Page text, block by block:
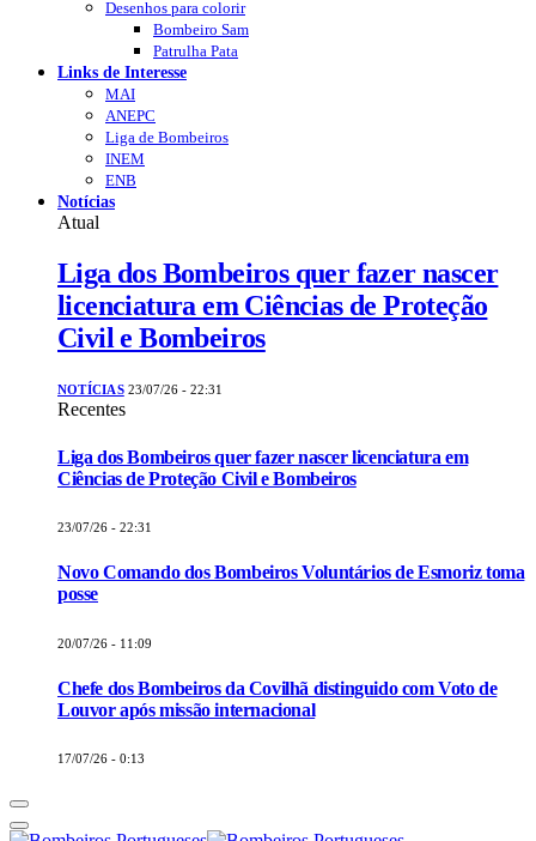
Desenhos para colorir
Bombeiro Sam
Patrulha Pata
Links de Interesse
MAI
ANEPC
Liga de Bombeiros
INEM
ENB
Notícias
Atual
Liga dos Bombeiros quer fazer nascer
licenciatura em Ciências de Proteção
Civil e Bombeiros
NOTÍCIAS 23/07/26 - 22:31
Recentes
Liga dos Bombeiros quer fazer nascer licenciatura em
Ciências de Proteção Civil e Bombeiros
23/07/26 - 22:31
Novo Comando dos Bombeiros Voluntários de Esmoriz toma
posse
20/07/26 - 11:09
Chefe dos Bombeiros da Covilhã distinguido com Voto de
Louvor após missão internacional
17/07/26 - 0:13